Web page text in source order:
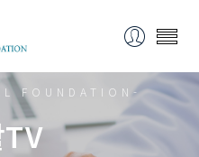
FOUNDATION-